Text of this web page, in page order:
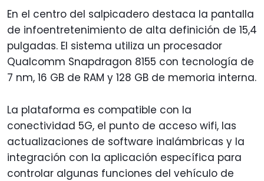
En el centro del salpicadero destaca la pantalla
de infoentretenimiento de alta definición de 15,4
pulgadas. El sistema utiliza un procesador
Qualcomm Snapdragon 8155 con tecnología de
7 nm, 16 GB de RAM y 128 GB de memoria interna.
La plataforma es compatible con la
conectividad 5G, el punto de acceso wifi, las
actualizaciones de software inalámbricas y la
integración con la aplicación específica para
controlar algunas funciones del vehículo de